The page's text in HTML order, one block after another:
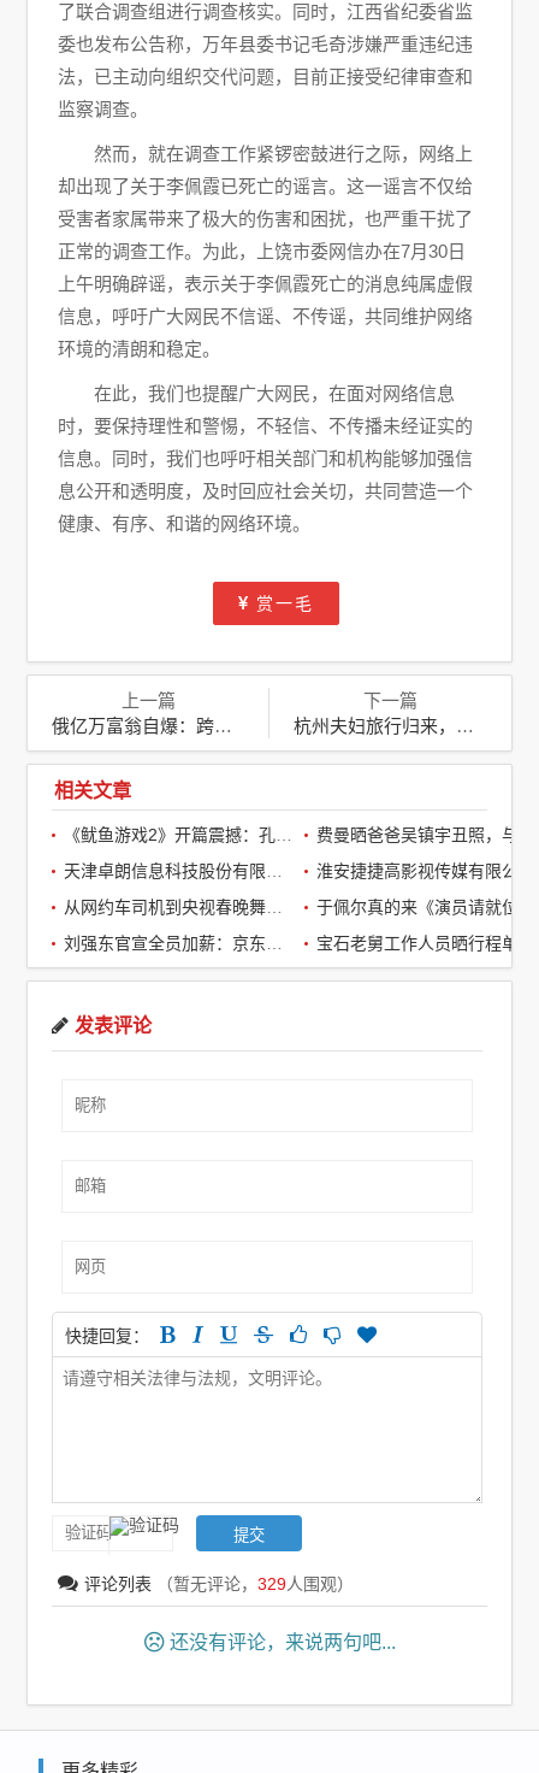
了联合调查组进行调查核实。同时，江西省纪委省监
委也发布公告称，万年县委书记毛奇涉嫌严重违纪违
法，已主动向组织交代问题，目前正接受纪律审查和
监察调查。
然而，就在调查工作紧锣密鼓进行之际，网络上
却出现了关于李佩霞已死亡的谣言。这一谣言不仅给
受害者家属带来了极大的伤害和困扰，也严重干扰了
正常的调查工作。为此，上饶市委网信办在7月30日
上午明确辟谣，表示关于李佩霞死亡的消息纯属虚假
信息，呼吁广大网民不信谣、不传谣，共同维护网络
环境的清朗和稳定。
在此，我们也提醒广大网民，在面对网络信息
时，要保持理性和警惕，不轻信、不传播未经证实的
信息。同时，我们也呼吁相关部门和机构能够加强信
息公开和透明度，及时回应社会关切，共同营造一个
健康、有序、和谐的网络环境。
赏一毛
上一篇
俄亿万富翁自爆：跨国捐精，成百名孩子的隐形父亲
下一篇
杭州夫妇旅行归来，豪华别墅成火海，11天旅行成心碎记忆
相关文章
淮安捷捷高影视传媒有限公司
发表评论
快捷回复：
评论列表 （暂无评论，329人围观）
还没有评论，来说两句吧...